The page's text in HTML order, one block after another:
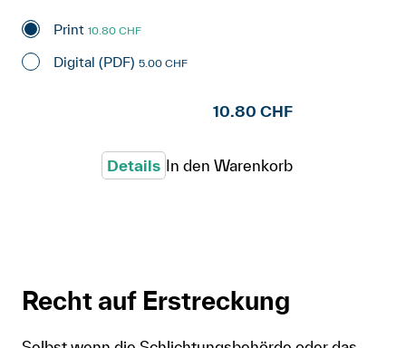
Print 10.80 CHF
Digital (PDF) 5.00 CHF
10.80 CHF
Details In den Warenkorb
Recht auf Erstreckung